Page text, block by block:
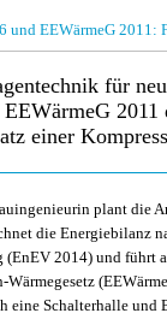
und EEWärmeG 2011:
für
EEWärmeG 2011
einer
plant die
die Energiebilanz
(EnEV 2014) und führt
Wärmegesetz
eine Schalterhalle und